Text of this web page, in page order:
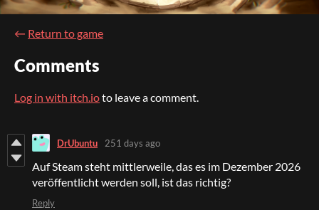
← Return to game
Comments
Log in with itch.ioto leave a comment.
DrUbuntu 251 days ago
Auf Steam steht mittlerweile, das es im Dezember 2026
veröffentlicht werden soll, ist das richtig?
Reply